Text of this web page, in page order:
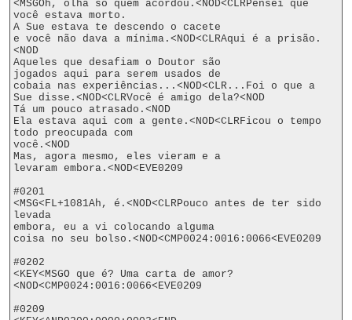
<MSGOh, olha só quem acordou.<NOD<CLRPensei que
você estava morto.
A Sue estava te descendo o cacete
e você não dava a mínima.<NOD<CLRAqui é a prisão.
<NOD
Aqueles que desafiam o Doutor são
jogados aqui para serem usados de
cobaia nas experiências...<NOD<CLR...Foi o que a
Sue disse.<NOD<CLRVocê é amigo dela?<NOD
Tá um pouco atrasado.<NOD
Ela estava aqui com a gente.<NOD<CLRFicou o tempo
todo preocupada com
você.<NOD
Mas, agora mesmo, eles vieram e a
levaram embora.<NOD<EVE0209
#0201
<MSG<FL+1081Ah, é.<NOD<CLRPouco antes de ter sido
levada
embora, eu a vi colocando alguma
coisa no seu bolso.<NOD<CMP0024:0016:0066<EVE0209
#0202
<KEY<MSGO que é? Uma carta de amor?
<NOD<CMP0024:0016:0066<EVE0209
#0209